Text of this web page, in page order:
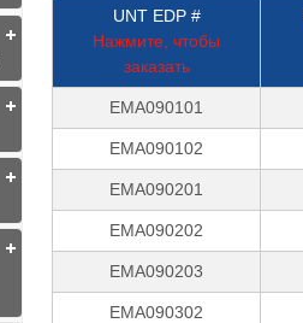
UNT EDP #
Нажмите, чтобы
заказать
EMA090101
EMA090102
EMA090201
EMA090202
EMA090203
EMA090302